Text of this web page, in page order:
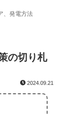
、発電方法
の切り札
2024.09.21